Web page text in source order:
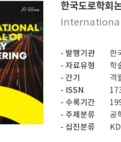
한국도로학회
발행기관
한
자료유형
학
간기
격
ISSN
수록기간
주제분류
공
십진분류